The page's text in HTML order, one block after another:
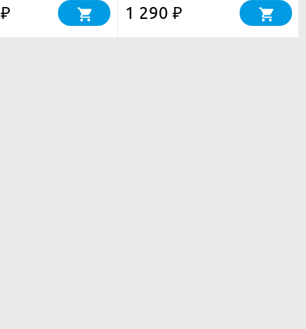
₽ 1 290 ₽